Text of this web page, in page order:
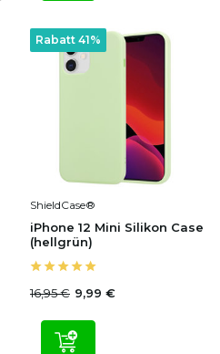
Rabatt 41%
ShieldCase®
iPhone 12 Mini Silikon Case
(hellgrün)
16,95 € 9,99 €